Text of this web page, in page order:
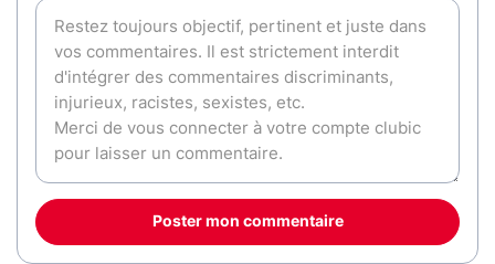
Poster mon commentaire